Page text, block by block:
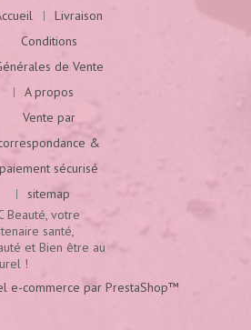
Livraison
Conditions
de Vente
A propos
Vente par
&
paiement sécurisé
sitemap
Beauté, votre
santé,
et Bien être au
!
e-commerce par PrestaShop™